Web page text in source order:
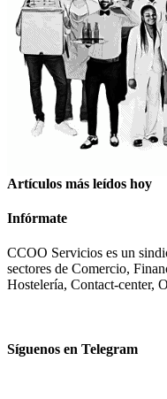
Artículos más leídos hoy
Infórmate
CCOO Servicios es un
sectores de Comercio,
Hostelería, Contact-center,
Síguenos en Telegram